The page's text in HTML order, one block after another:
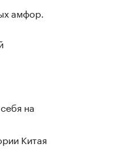
амфор.
на
Китая